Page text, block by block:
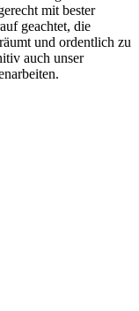
mit bester
geachtet, die
und ordentlich zu
auch unser